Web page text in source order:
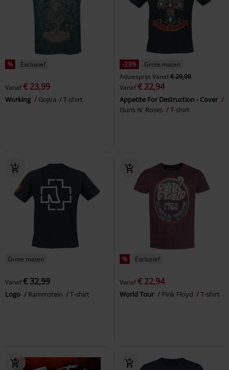
% Exclusief
Vanaf€ 23,99
Working Gojira T-shirt
-23%
Grote maten
Adviesprijs Vanaf€ 29,99
Vanaf€ 22,94
Appetite For Destruction - Cover
Guns N' Roses
T-shirt
Grote maten
Vanaf€ 32,99
Logo Rammstein T-shirt
% Exclusief
Vanaf€ 22,94
World Tour Pink Floyd T-shirt